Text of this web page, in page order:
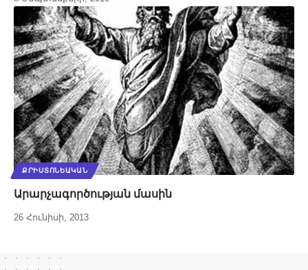
ՔՐԻՍՏՈՆԵԱԿԱՆ
Արարչագործության մասին
26 Հունիսի, 2013